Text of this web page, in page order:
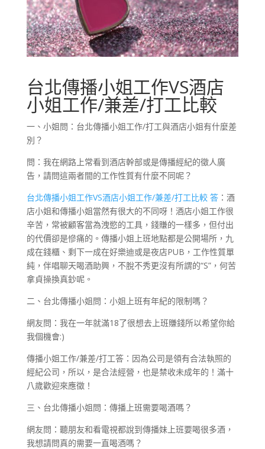
台北傳播小姐工作VS酒店
小姐工作/兼差/打工比較
一、小姐問：台北傳播小姐工作/打工與酒店小姐有什麼差
別？
問：我在網路上常看到酒店幹部或是傳播經紀的徵人廣
告，請問這兩者間的工作性質有什麼不同呢？
台北傳播小姐工作VS酒店小姐工作/兼差/打工比較 答：酒
店小姐和傳播小姐當然有很大的不同呀！酒店小姐工作很
辛苦，常被顧客當為洩慾的工具，錢賺的一樣多，但付出
的代價卻是慘痛的。傳播小姐上班地點都是公開場所，九
成在錢櫃、剩下一成在好樂迪或是夜店PUB，工作性質單
純，伴唱聊天喝酒助興，不脫不秀更沒有所謂的“S”，何苦
拿貞操換真鈔呢。
二、台北傳播小姐問：小姐上班有年紀的限制嗎？
網友問：我在一年就滿18了很想去上班賺錢所以希望你給
我個機會:)
傳播小姐工作/兼差/打工答：因為公司是領有合法執照的
經紀公司，所以，是合法經營，也是禁收未成年的！滿十
八歲歡迎來應徵！
三、台北傳播小姐問：傳播上班需要喝酒嗎？
網友問：聽朋友和看電視都說到傳播妹上班要喝很多酒，
我想請問真的需要一直喝酒嗎？